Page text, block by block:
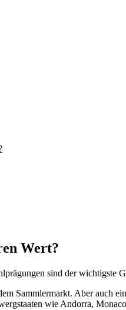
Wert?
sind der
Sammlermarkt. Aber
wie Andorra,